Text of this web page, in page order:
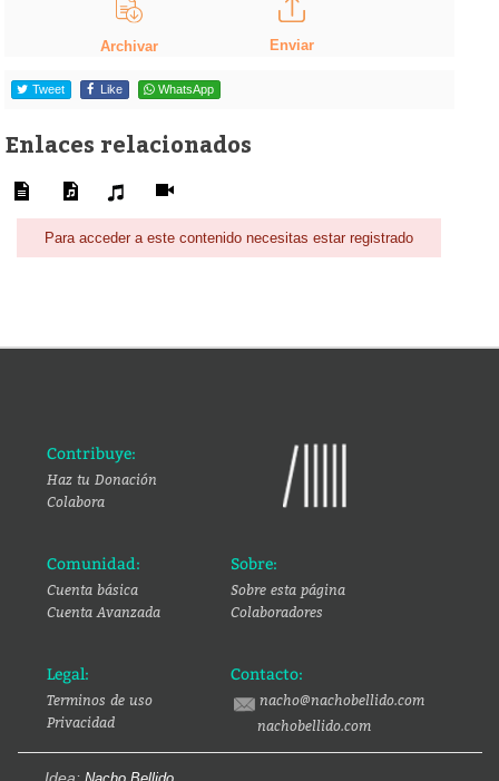
Archivar Enviar
Tweet Like WhatsApp
Enlaces relacionados
Para acceder a este contenido necesitas estar registrado
Contribuye:
Haz tu Donación
Colabora
Comunidad:
Cuenta básica
Cuenta Avanzada
Sobre:
Sobre esta página
Colaboradores
Legal:
Terminos de uso
Privacidad
Contacto:
nacho@nachobellido.com
nachobellido.com
Idea: